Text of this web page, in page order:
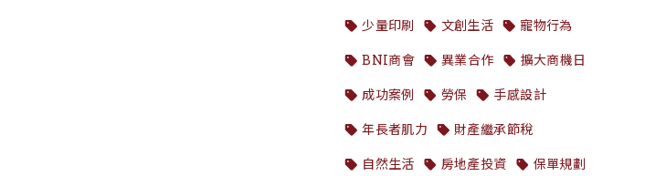
少量印刷
文創生活
寵物行為
BNI商會
異業合作
擴大商機日
成功案例
勞保
手感設計
年長者肌力
財產繼承節稅
自然生活
房地產投資
保單規劃